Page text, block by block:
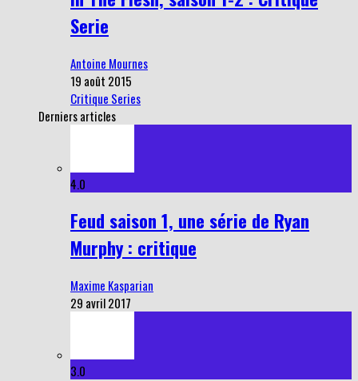
Serie
Antoine Mournes
19 août 2015
Critique Series
Derniers articles
4.0
Feud saison 1, une série de Ryan
Murphy : critique
Maxime Kasparian
29 avril 2017
3.0